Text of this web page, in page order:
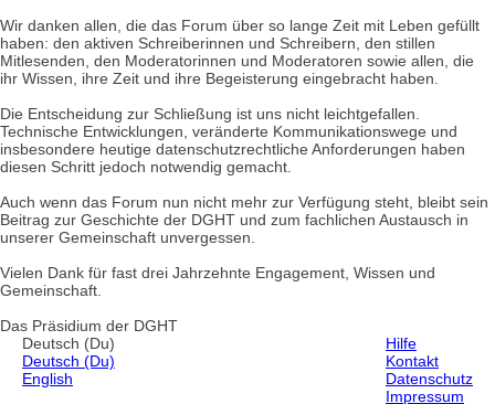
Wir danken allen, die das Forum über so lange Zeit mit Leben gefüllt
haben: den aktiven Schreiberinnen und Schreibern, den stillen
Mitlesenden, den Moderatorinnen und Moderatoren sowie allen, die
ihr Wissen, ihre Zeit und ihre Begeisterung eingebracht haben.
Die Entscheidung zur Schließung ist uns nicht leichtgefallen.
Technische Entwicklungen, veränderte Kommunikationswege und
insbesondere heutige datenschutzrechtliche Anforderungen haben
diesen Schritt jedoch notwendig gemacht.
Auch wenn das Forum nun nicht mehr zur Verfügung steht, bleibt sein
Beitrag zur Geschichte der DGHT und zum fachlichen Austausch in
unserer Gemeinschaft unvergessen.
Vielen Dank für fast drei Jahrzehnte Engagement, Wissen und
Gemeinschaft.
Das Präsidium der DGHT
Deutsch (Du)
Deutsch (Du)
English
Hilfe
Kontakt
Datenschutz
Impressum